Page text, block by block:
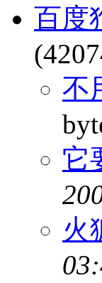
百度
不
它
火